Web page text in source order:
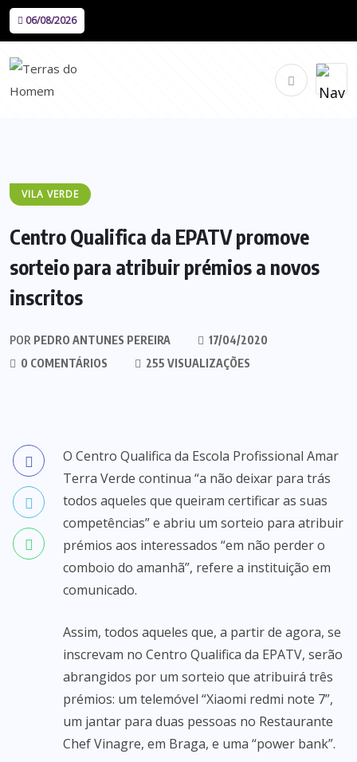
06/08/2026
VILA VERDE
Centro Qualifica da EPATV promove
sorteio para atribuir prémios a novos
inscritos
POR PEDRO ANTUNES PEREIRA
17/04/2020
0 COMENTÁRIOS
255 VISUALIZAÇÕES
O Centro Qualifica da Escola Profissional Amar
Terra Verde continua “a não deixar para trás
todos aqueles que queiram certificar as suas
competências” e abriu um sorteio para atribuir
prémios aos interessados “em não perder o
comboio do amanhã”, refere a instituição em
comunicado.
Assim, todos aqueles que, a partir de agora, se
inscrevam no Centro Qualifica da EPATV, serão
abrangidos por um sorteio que atribuirá três
prémios: um telemóvel “Xiaomi redmi note 7”,
um jantar para duas pessoas no Restaurante
Chef Vinagre, em Braga, e uma “power bank”.